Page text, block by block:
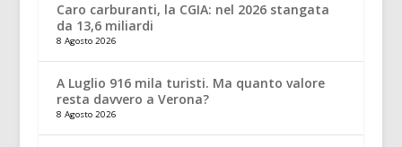
Caro carburanti, la CGIA: nel 2026 stangata
da 13,6 miliardi
8 Agosto 2026
A Luglio 916 mila turisti. Ma quanto valore
resta davvero a Verona?
8 Agosto 2026